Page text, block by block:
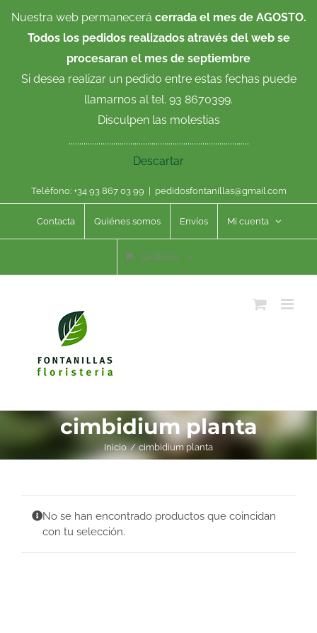
Nuestra web permanecerá cerrada el mes de AGOSTO.
Todos los pedidos realizados através del web se
procesaran el mes de septiembre
Si desea realizar un pedido entre estas fechas puede
llamarnos al tel. 93 8670399.
Disculpen las molestias
.....................................................................................
Descartar
Teléfono: +34 93 867 03 99 pedidosfontanillas@gmail.com
Contacta Quiénes somos Envíos Mi cuenta
CARRITO
cimbidium planta
Inicio cimbidium planta
No se han encontrado productos que coincidan
con tu selección.